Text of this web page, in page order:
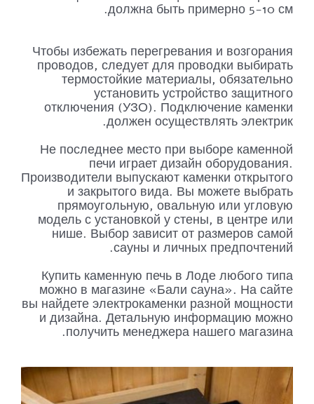
должна быть примерно 5-10 см.
Чтобы избежать перегревания и возгорания
проводов, следует для проводки выбирать
термостойкие материалы, обязательно
установить устройство защитного
отключения (УЗО). Подключение каменки
должен осуществлять электрик.
Не последнее место при выборе каменной
печи играет дизайн оборудования.
Производители выпускают каменки открытого
и закрытого вида. Вы можете выбрать
прямоугольную, овальную или угловую
модель с установкой у стены, в центре или
нише. Выбор зависит от размеров самой
сауны и личных предпочтений.
Купить каменную печь в Лоде любого типа
можно в магазине «Бали сауна». На сайте
вы найдете электрокаменки разной мощности
и дизайна. Детальную информацию можно
получить менеджера нашего магазина.